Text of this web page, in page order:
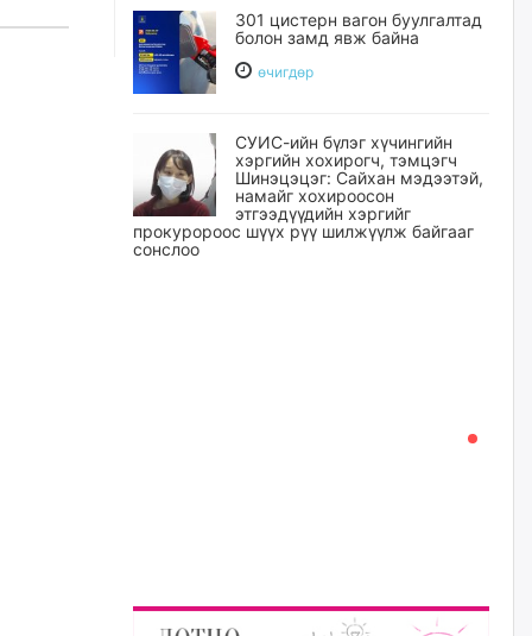
301 цистерн вагон буулгалтад
болон замд явж байна
өчигдѳр
СУИС-ийн бүлэг хүчингийн
хэргийн хохирогч, тэмцэгч
Шинэцэцэг: Сайхан мэдээтэй,
намайг хохироосон
этгээдүүдийн хэргийг
прокуророос шүүх рүү шилжүүлж байгааг
сонслоо